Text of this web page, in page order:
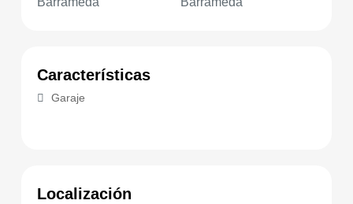
Características
Garaje
Localización